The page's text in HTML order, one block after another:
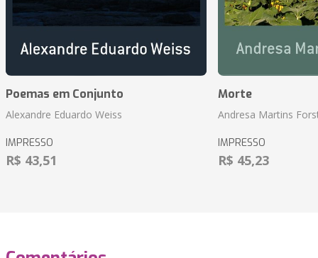
Poemas em Conjunto
Alexandre Eduardo Weiss
IMPRESSO
R$ 43,51
Morte
Andresa Martins
IMPRESSO
R$ 45,23